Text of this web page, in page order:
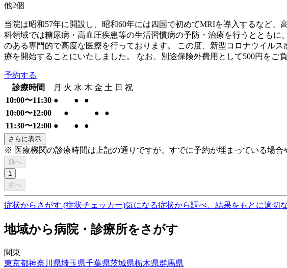
他2個
当院は昭和57年に開設し、昭和60年には四国で初めてMRIを導入するなど
科領域では糖尿病・高血圧疾患等の生活習慣病の予防・治療を行うととも
のある専門的で高度な医療を行っております。 この度、新型コロナウイル
療を開始することにいたしました。 なお、別途保険外費用として500円をご
予約する
診療時間
月 火 水 木 金 土 日 祝
10:00〜11:30 ● ●
●
10:00〜12:00
● ●
●
11:30〜12:00 ● ● ●
さらに表示
※ 医療機関の診療時間は上記の通りですが、すでに予約が埋まっている場
前へ
1
次へ
症状からさがす (症状チェッカー)気になる症状から調べ、結果をもとに適切
地域から病院・診療所をさがす
関東
東京都神奈川県埼玉県千葉県茨城県栃木県群馬県